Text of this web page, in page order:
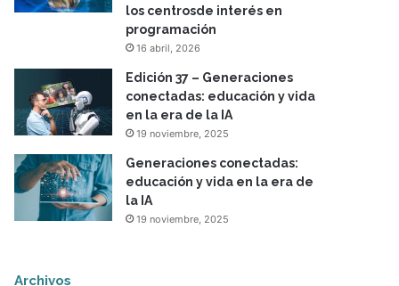
los centrosde interés en
programación
16 abril, 2026
Edición 37 – Generaciones
conectadas: educación y vida
en la era de la IA
19 noviembre, 2025
Generaciones conectadas:
educación y vida en la era de
la IA
19 noviembre, 2025
Archivos